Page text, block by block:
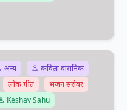
अन्य
कविता वासनिक
लोक गीत
भजन सरोवर
Keshav Sahu